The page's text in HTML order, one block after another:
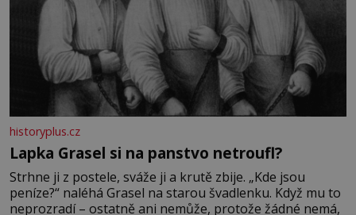
historyplus.cz
Lapka Grasel si na panstvo netroufl?
Strhne ji z postele, sváže ji a krutě zbije. „Kde jsou
peníze?“ naléhá Grasel na starou švadlenku. Když mu to
neprozradí – ostatně ani nemůže, protože žádné nemá,